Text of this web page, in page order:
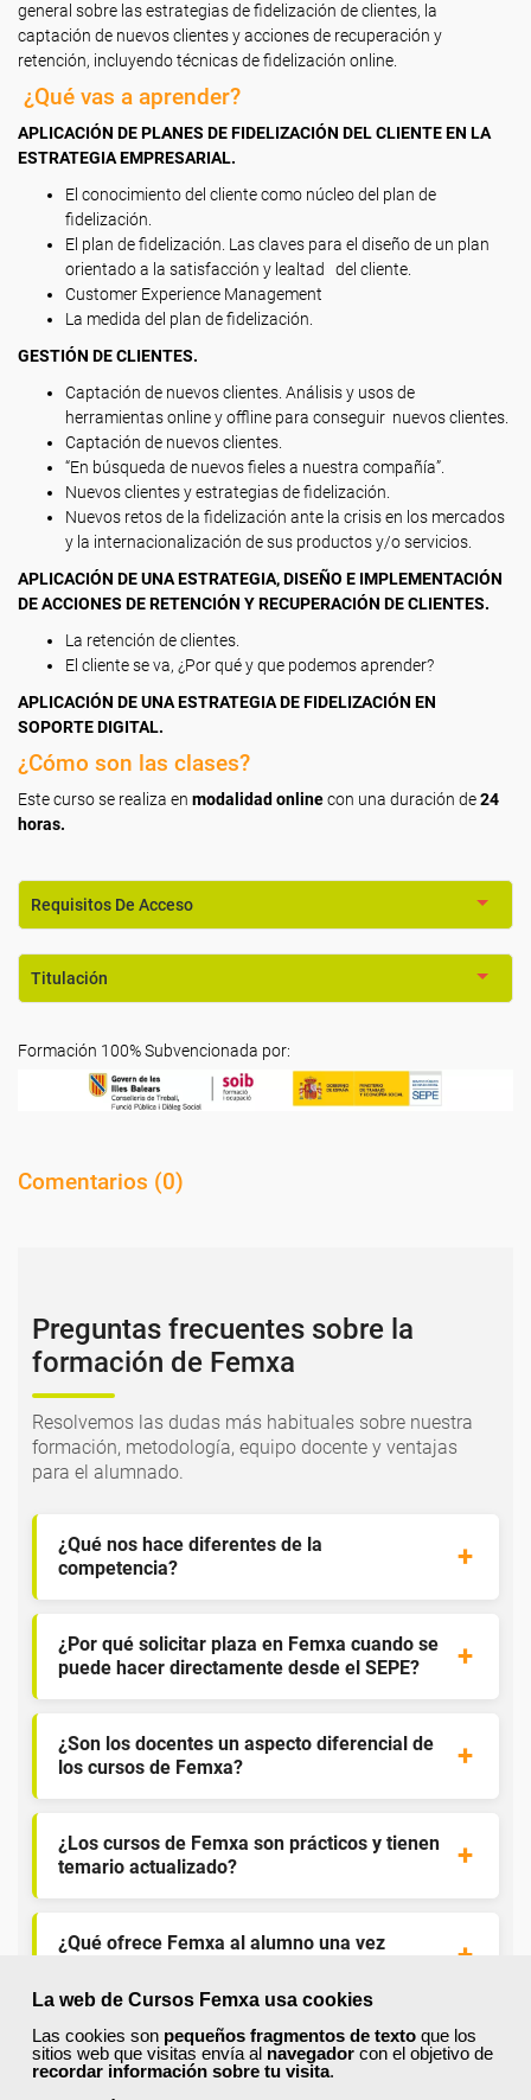
La web de Cursos Femxa usa cookies
Las cookies son pequeños fragmentos de texto que los
sitios web que visitas envía al navegador con el objetivo de
recordar información sobre tu visita.
general sobre las estrategias de fidelización de clientes, la
captación de nuevos clientes y acciones de recuperación y
retención, incluyendo técnicas de fidelización online.
¿Qué vas a aprender?
APLICACIÓN DE PLANES DE FIDELIZACIÓN DEL CLIENTE EN LA
ESTRATEGIA EMPRESARIAL.
El conocimiento del cliente como núcleo del plan de
fidelización.
El plan de fidelización. Las claves para el diseño de un plan
orientado a la satisfacción y lealtad del cliente.
Customer Experience Management
La medida del plan de fidelización.
GESTIÓN DE CLIENTES.
Captación de nuevos clientes. Análisis y usos de
herramientas online y offline para conseguir nuevos clientes.
Captación de nuevos clientes.
“En búsqueda de nuevos fieles a nuestra compañía”.
Nuevos clientes y estrategias de fidelización.
Nuevos retos de la fidelización ante la crisis en los mercados
y la internacionalización de sus productos y/o servicios.
APLICACIÓN DE UNA ESTRATEGIA, DISEÑO E IMPLEMENTACIÓN
DE ACCIONES DE RETENCIÓN Y RECUPERACIÓN DE CLIENTES.
La retención de clientes.
El cliente se va, ¿Por qué y que podemos aprender?
APLICACIÓN DE UNA ESTRATEGIA DE FIDELIZACIÓN EN
SOPORTE DIGITAL.
¿Cómo son las clases?
Este curso se realiza en modalidad onlinecon una duración de24
horas.
Requisitos De Acceso
Titulación
Formación 100% Subvencionada por:
Comentarios (0)
Preguntas frecuentes sobre la
formación de Femxa
Resolvemos las dudas más habituales sobre nuestra
formación, metodología, equipo docente y ventajas
para el alumnado.
¿Qué nos hace diferentes de la
competencia?
¿Por qué solicitar plaza en Femxa cuando se
puede hacer directamente desde el SEPE?
¿Son los docentes un aspecto diferencial de
los cursos de Femxa?
¿Los cursos de Femxa son prácticos y tienen
temario actualizado?
¿Qué ofrece Femxa al alumno una vez
¿Recibiré un certificado al finalizar un curso
gratuito?